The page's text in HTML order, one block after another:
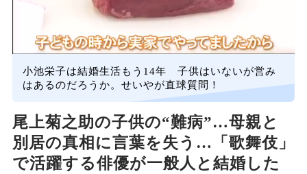
小池栄子は結婚生活もう14年 子供はいないが営み
はあるのだろうか。せいやが直球質問！
尾上菊之助の子供の“難病”…母親と
別居の真相に言葉を失う…「歌舞伎」
で活躍する俳優が一般人と結婚した